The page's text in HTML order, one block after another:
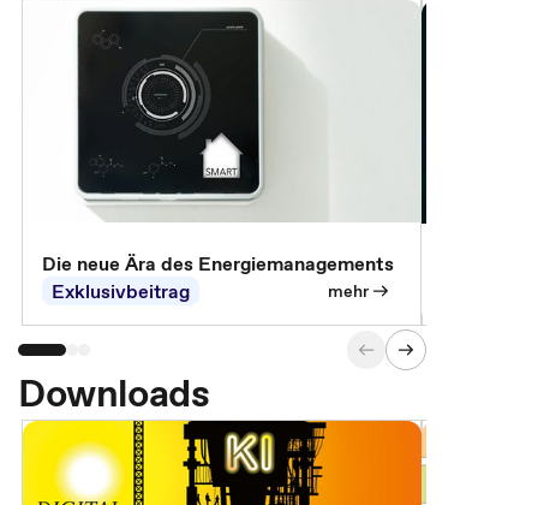
Die neue Ära des Energiemanagements
Exklusivbeitrag
mehr
Downloads